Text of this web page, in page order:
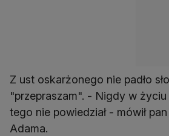
Z ust oskarżonego nie padło
"przepraszam". - Nigdy w
tego nie powiedział - mówił
Adama.